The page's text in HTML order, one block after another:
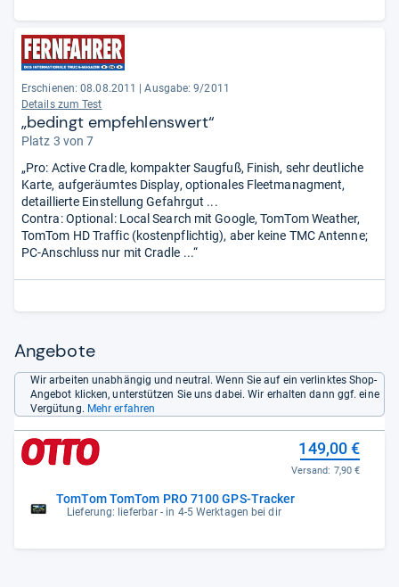
Erschienen: 08.08.2011
Ausgabe: 9/2011
Details zum Test
„bedingt empfehlenswert“
Platz 3 von 7
„Pro: Active Cradle, kompakter Saugfuß, Finish, sehr deutliche
Karte, aufgeräumtes Display, optionales Fleetmanagment,
detaillierte Einstellung Gefahrgut ...
Contra: Optional: Local Search mit Google, TomTom Weather,
TomTom HD Traffic (kostenpflichtig), aber keine TMC Antenne;
PC-Anschluss nur mit Cradle ...“
Angebote
Wir arbeiten unabhängig und neutral. Wenn Sie auf ein verlinktes Shop-
Angebot klicken, unterstützen Sie uns dabei. Wir erhalten dann ggf. eine
Vergütung. Mehr erfahren
TomTom TomTom PRO 7100 GPS-Tracker
Lieferung: lieferbar - in 4-5 Werktagen bei dir
149,00 €
Versand: 7,90 €